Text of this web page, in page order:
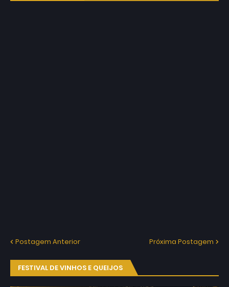
Postagem Anterior Próxima Postagem
FESTIVAL DE VINHOS E QUEIJOS